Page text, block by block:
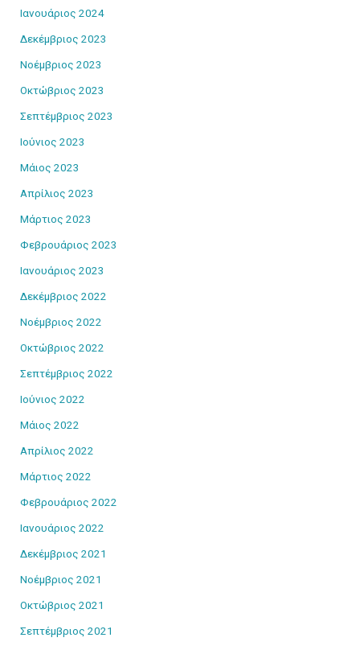
Ιανουάριος 2024
Δεκέμβριος 2023
Νοέμβριος 2023
Οκτώβριος 2023
Σεπτέμβριος 2023
Ιούνιος 2023
Μάιος 2023
Απρίλιος 2023
Μάρτιος 2023
Φεβρουάριος 2023
Ιανουάριος 2023
Δεκέμβριος 2022
Νοέμβριος 2022
Οκτώβριος 2022
Σεπτέμβριος 2022
Ιούνιος 2022
Μάιος 2022
Απρίλιος 2022
Μάρτιος 2022
Φεβρουάριος 2022
Ιανουάριος 2022
Δεκέμβριος 2021
Νοέμβριος 2021
Οκτώβριος 2021
Σεπτέμβριος 2021